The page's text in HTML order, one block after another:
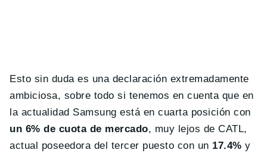
Esto sin duda es una declaración extremadamente
ambiciosa, sobre todo si tenemos en cuenta que en
la actualidad Samsung está en cuarta posición con
un 6% de cuota de mercado, muy lejos de CATL,
actual poseedora del tercer puesto con un 17.4% y